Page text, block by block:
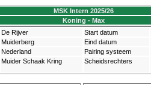
MSK Intern 2025/26
Koning - Max
De Rijver
Start datum
Muiderberg
Eind datum
Nederland
Pairing systeem
Muider Schaak Kring Scheidsrechters